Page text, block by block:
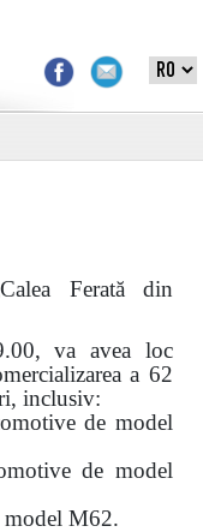
Ferată din
va avea loc
a 62
inclusiv:
de model
de model
M62.